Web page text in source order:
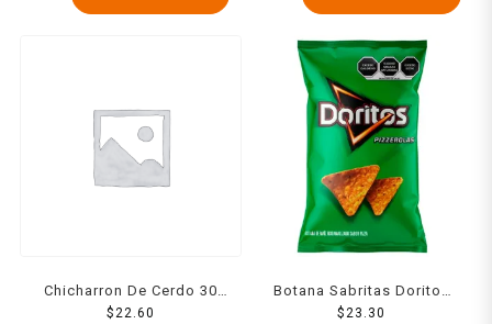
Chicharron De Cerdo 30
Grs
$22.60
Botana Sabritas Doritos
pizzerola 62 g
$23.30